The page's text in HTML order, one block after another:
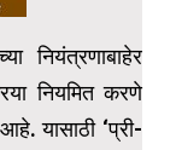
नियंत्रणाबाहेर
नियमित करणे
यासाठी ‘प्री-